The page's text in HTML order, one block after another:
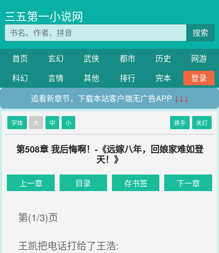
三五第一小说网
搜索
首页 玄幻 武侠 都市 历史
网游
科幻
言情 其他 排行 完本
登录
追看新章节，下载本站客户端无广告APP ↓↓↓
字体 大 中 小 换手 关灯
第508章 我后悔啊！-《远嫁八年，回娘家难如登
天！》
上一章 目录 存书签 下一章
第(1/3)页
王凯把电话打给了王浩: